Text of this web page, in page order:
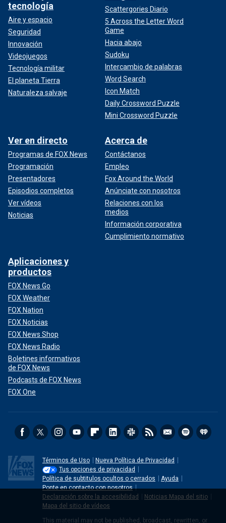
tecnología
Aire y espacio
Seguridad
Innovación
Videojuegos
Tecnología militar
El planeta Tierra
Naturaleza salvaje
Scattergories Diario
5 Across the Letter Word
Game
Hacia abajo
Sudoku
Intercambio de palabras
Word Search
Icon Match
Daily Crossword Puzzle
Mini Crossword Puzzle
Ver en directo
Programas de FOX News
Programación
Presentadores
Episodios completos
Ver vídeos
Noticias
Acerca de
Contáctanos
Empleo
Fox Around the World
Anúnciate con nosotros
Relaciones con los
medios
Información corporativa
Cumplimiento normativo
Aplicaciones y
productos
FOX News Go
FOX Weather
FOX Nation
FOX Noticias
FOX News Shop
FOX News Radio
Boletines informativos
de FOX News
Podcasts de FOX News
FOX One
Términos de Uso
Nueva Política de Privacidad
Tus opciones de privacidad
Política de subtitulos ocultos o cerrados
Ayuda
Ponte en contacto con nosotros
Declaración sobre la accesibilidad
Noticias Mapa del sitio
Mapa del sitio de vídeos
This material may not be published, broadcast, rewritten, or